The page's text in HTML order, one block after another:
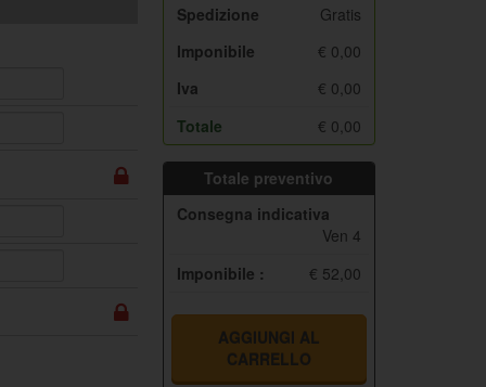
Spedizione
Gratis
Imponibile
€ 0,00
Iva
€ 0,00
Totale
€ 0,00
Totale preventivo
Consegna indicativa
Ven 4
Imponibile :
€ 52,00
AGGIUNGI AL
CARRELLO